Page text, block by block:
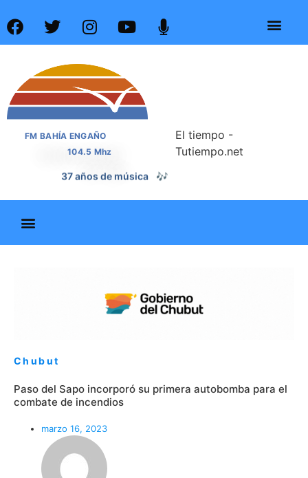
FM BAHÍA ENGAÑO
104.5 Mhz
37 años de noticias 📰
El tiempo -
Tutiempo.net
Chubut
Paso del Sapo incorporó su primera autobomba para el
combate de incendios
marzo 16, 2023